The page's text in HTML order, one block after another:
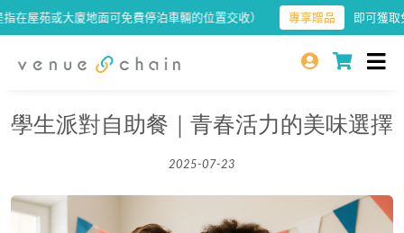
苑或大廈地面可免費停泊車輛的位置交收） 專享贈品 即可獲取免運
學生派對自助餐｜青春活力的美味選擇
2025-07-23